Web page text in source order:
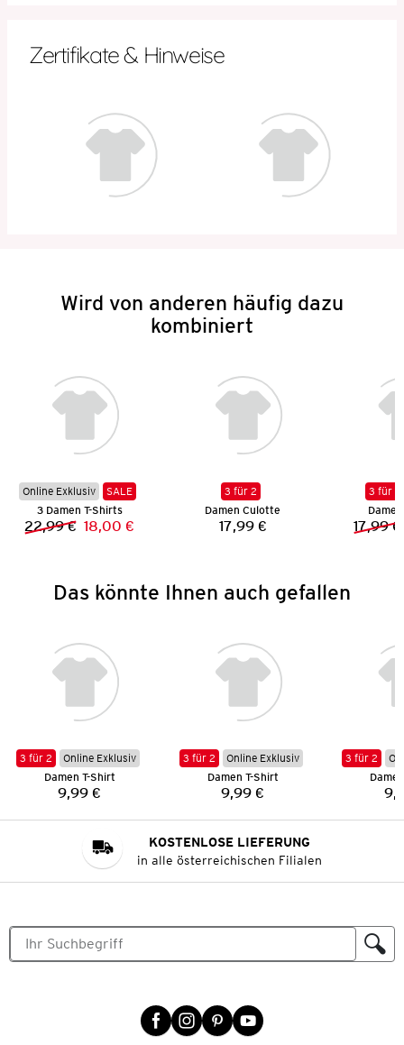
Zertifikate & Hinweise
Wird von anderen häufig dazu
kombiniert
Online Exklusiv
SALE
3 Damen T-Shirts
Vorheriger Preis:
22,99 € Neuer Preis:
18,00 €
3 für 2
Damen Culotte
Preis:
17,99 €
3 für 2
17,99 €
Das könnte Ihnen auch gefallen
3 für 2
Online Exklusiv
Damen T-Shirt
Preis:
9,99 €
3 für 2
Online Exklusiv
Damen T-Shirt
Preis:
9,99 €
3 für 2
KOSTENLOSE LIEFERUNG
in alle österreichischen Filialen